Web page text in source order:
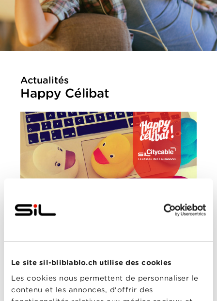
Le site sil-bliblablo.ch utilise des cookies
Les cookies nous permettent de personnaliser le
contenu et les annonces, d'offrir des
Actualités
Happy Célibat
adorer son spin-offHappy Célibat! Vous y
personnages préférés de la grande sœur LHH. La
websérie mettra en scène le quotidien des jeunes
trentenaires célibataires. Sa diffusion est prévue en